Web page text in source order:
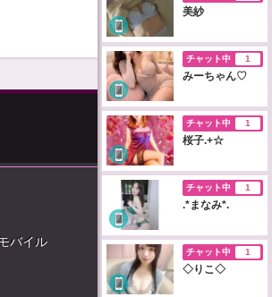
美紗
チャット中 1
みーちゃん♡
チャット中 1
桜子.+☆
チャット中 1
.*まなみ*.
チャット中 1
◇りこ◇
バイル